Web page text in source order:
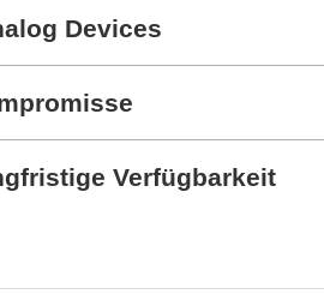
Devices
Verfügbarkeit